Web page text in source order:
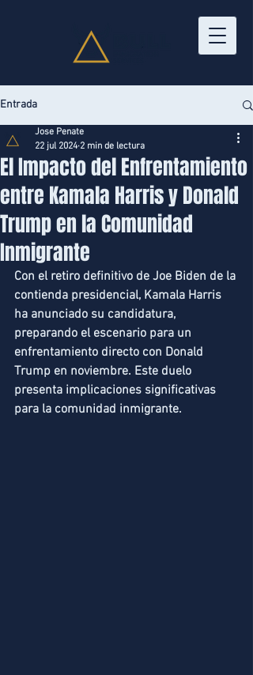
Entrada
El Impacto del Enfrentamiento
entre Kamala Harris y Donald
Trump en la Comunidad
Inmigrante
Jose Penate
22 jul 2024 2 min de lectura
Con el retiro definitivo de Joe Biden de la
contienda presidencial, Kamala Harris
ha anunciado su candidatura,
preparando el escenario para un
enfrentamiento directo con Donald
Trump en noviembre. Este duelo
presenta implicaciones significativas
para la comunidad inmigrante.